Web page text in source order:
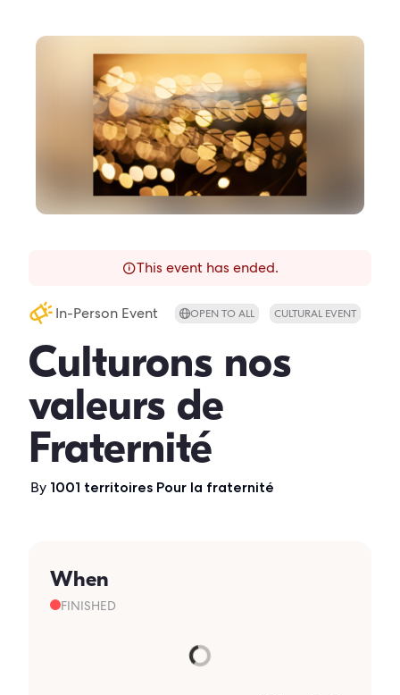
This event has ended.
In-Person Event OPEN TO ALL CULTURAL EVENT
Culturons nos
valeurs de
Fraternité
By 1001 territoires Pour la fraternité
When
FINISHED